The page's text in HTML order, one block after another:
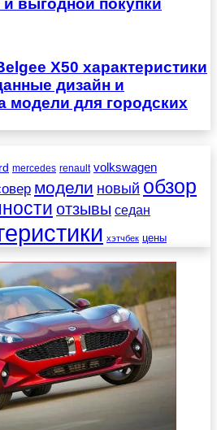
и выгодной покупки
X50 характеристики
дизайн и
модели для городских
mercedes renault volkswagen
модели новый обзор
отзывы седан
хэтчбек цены